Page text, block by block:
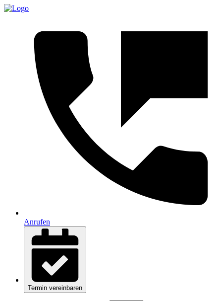
Anrufen
Termin vereinbaren